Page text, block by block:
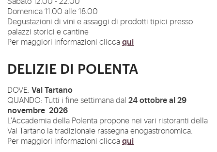
Domenica 11.00 alle 18.00
Degustazioni di vini e assaggi di prodotti tipici presso
palazzi storici e cantine
Per maggiori informazioni cliccaqui
DELIZIE DI POLENTA
DOVE: Val Tartano
QUANDO: Tutti i fine settimana dal 24 ottobre al 29
novembre 2026
L'Accademia della Polenta propone nei vari ristoranti della
Val Tartano la tradizionale rassegna enogastronomica.
Per maggiori informazioni cliccaqui